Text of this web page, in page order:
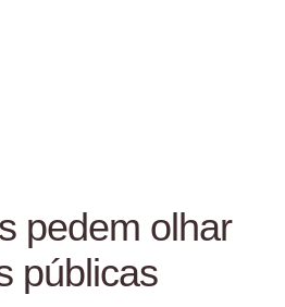
pedem olhar
públicas